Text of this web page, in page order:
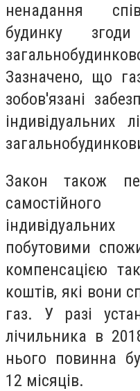
ненадання
будинку
Зазначено, що
зобов'язані
індивідуальних
Закон також
побутовими
компенсацією
коштів, які вони
газ. У разі
лічильника в
нього повинна
12 місяців.